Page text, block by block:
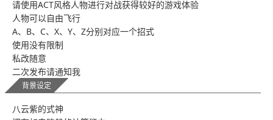
请使用ACT风格人物进行对战获得较好的游戏体验
人物可以自由飞行
A、B、C、X、Y、Z分别对应一个招式
使用没有限制
私改随意
二次发布请通知我
背景设定
八云紫的式神